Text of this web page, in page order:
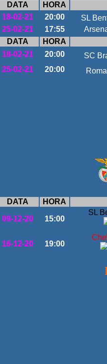
DATA HORA
18-02-21
20:00 SL
25-02-21
17:55
DATA
HORA
18-02-21
20:00 SC
25-02-21
20:00
DATA HORA
09-12-20 15:00
SL
16-12-20 19:00